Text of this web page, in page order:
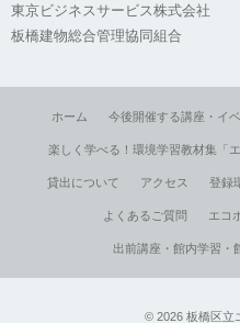
東京ビジネスサービス株式会社
板橋建物総合管理協同組合
ホーム 今後開催する講座・イ
楽しく学べる！環境学習教材集「
貸出について アクセス 登録
よくあるご質問 エコ
出前講座・館内学習・
© 2026 板橋区立